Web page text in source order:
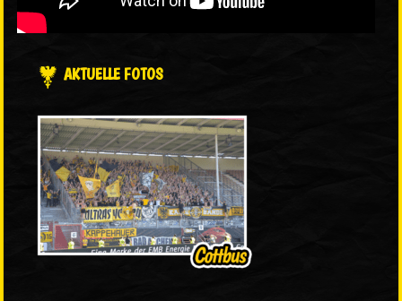
AKTUELLE FOTOS